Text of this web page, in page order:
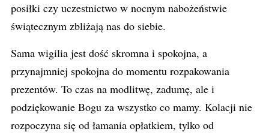
posiłki czy uczestnictwo w nocnym nabożeństwie
świątecznym zbliżają nas do siebie.
Sama wigilia jest dość skromna i spokojna, a
przynajmniej spokojna do momentu rozpakowania
prezentów. To czas na modlitwę, zadumę, ale i
podziękowanie Bogu za wszystko co mamy. Kolacji nie
rozpoczyna się od łamania opłatkiem, tylko od